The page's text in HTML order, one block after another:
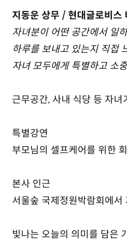
지동운 상무 / 현대글로비스
자녀분이 어떤 공간에서 일
하루를 보내고 있는지 직접
자녀 모두에게 특별하고 소
근무공간, 사내 식당 등 자
특별강연
부모님의 셀프케어를 위한
본사 인근
서울숲 국제정원박람회에서
빛나는 오늘의 의미를 담은